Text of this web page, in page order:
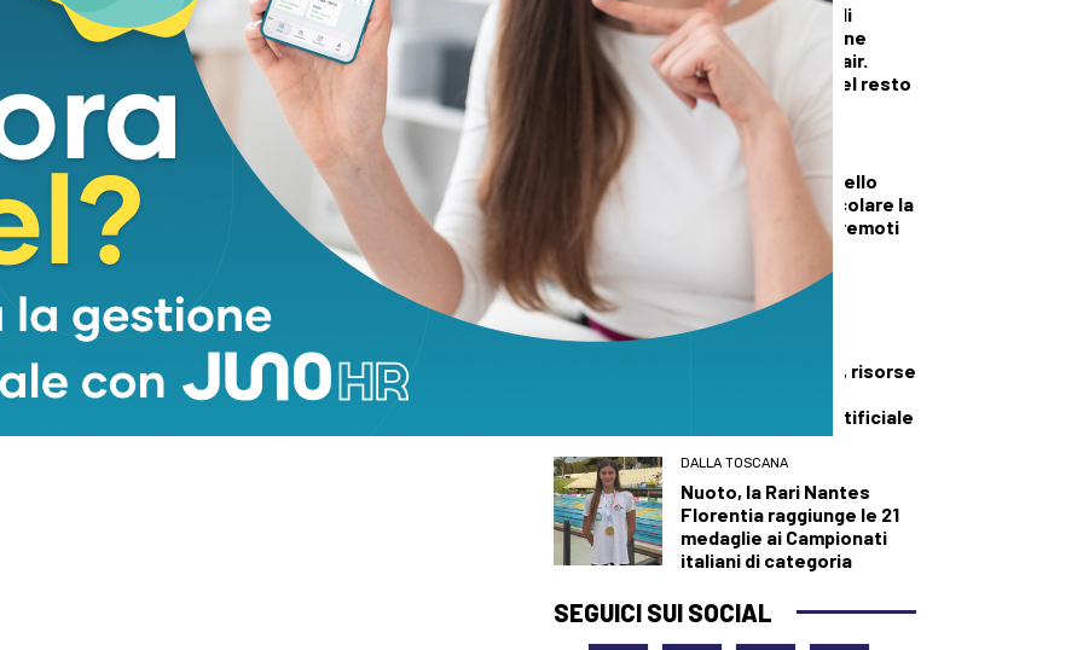
è tutta per lui.
“emblema dei valori dell’atletica leggera”.
della Nazionale.
Bruciano i boschi di
Firenzuola: in azione
elicotteri e Canadair.
Fiamme domate nel resto
della regione
Sviluppato un modello
bayesiano per calcolare la
magnitudo dei terremoti
TECNOLOGIA
COSPAR 2026:
simulatori spaziali, risorse
dell’intelligenza artificiale
DALLA TOSCANA
Nuoto, la Rari Nantes
Florentia raggiunge le 21
medaglie ai Campionati
italiani di categoria
SEGUICI SUI SOCIAL